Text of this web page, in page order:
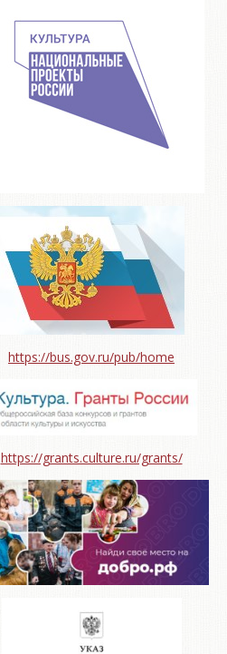
https://bus.gov.ru/pub/home
https://grants.culture.ru/grants/